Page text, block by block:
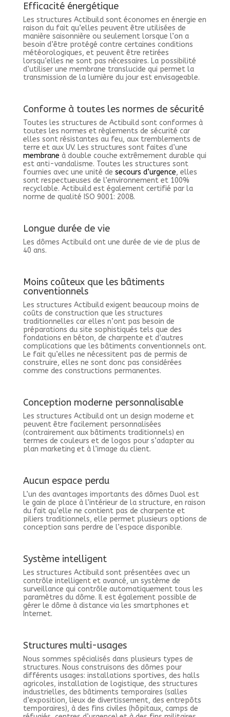
Efficacité énergétique
Les structures Actibuild sont économes en énergie en
raison du fait qu’elles peuvent être utilisées de
manière saisonnière ou seulement lorsque l’on a
besoin d’être protégé contre certaines conditions
météorologiques, et peuvent être retirées
lorsqu’elles ne sont pas nécessaires. La possibilité
d’utiliser une membrane translucide qui permet la
transmission de la lumière du jour est envisageable.
Conforme à toutes les normes de sécurité
​Toutes les structures de Actibuild sont conformes à
toutes les normes et règlements de sécurité car
elles sont résistantes au feu, aux tremblements de
terre et aux UV. Les structures sont faites d’une
membrane à double couche extrêmement durable qui
est anti-vandalisme. Toutes les structures sont
fournies avec une unité de secours d’urgence, elles
sont respectueuses de l’environnement et 100%
recyclable. Actibuild est également certifié par la
norme de qualité ISO 9001: 2008.
Longue durée de vie
Les dômes Actibuild ont une durée de vie de plus de
40 ans.
Moins coûteux que les bâtiments
conventionnels
Les structures Actibuild exigent beaucoup moins de
coûts de construction que les structures
traditionnelles car elles n’ont pas besoin de
préparations du site sophistiqués tels que des
fondations en béton, de charpente et d’autres
complications que les bâtiments conventionnels ont.
Le fait qu’elles ne nécessitent pas de permis de
construire, elles ne sont donc pas considérées
comme des constructions permanentes.
Conception moderne personnalisable
Les structures Actibuild ont un design moderne et
peuvent être facilement personnalisées
(contrairement aux bâtiments traditionnels) en
termes de couleurs et de logos pour s’adapter au
plan marketing et à l’image du client.
Aucun espace perdu
L’un des avantages importants des dômes Duol est
le gain de place à l’intérieur de la structure, en raison
du fait qu’elle ne contient pas de charpente et
piliers traditionnels, elle permet plusieurs options de
conception sans perdre de l’espace disponible.
Système intelligent
Les structures Actibuild sont présentées avec un
contrôle intelligent et avancé, un système de
surveillance qui contrôle automatiquement tous les
paramètres du dôme. Il est également possible de
gérer le dôme à distance via les smartphones et
Internet.
Structures multi-usages
Nous sommes spécialisés dans plusieurs types de
structures. Nous construisons des dômes pour
différents usages: installations sportives, des halls
agricoles, installation de logistique, des structures
industrielles, des bâtiments temporaires (salles
d’exposition, lieux de divertissement, des entrepôts
temporaires), à des fins civiles (hôpitaux, camps de